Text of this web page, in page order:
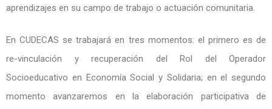
aprendizajes en su campo de trabajo o actuación comunitaria.
En CUDECAS se trabajará en tres momentos: el primero es de
re-vinculación y recuperación del Rol del Operador
Socioeducativo en Economía Social y Solidaria; en el segundo
momento avanzaremos en la elaboración participativa de